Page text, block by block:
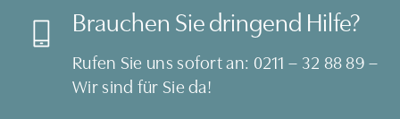
Brauchen Sie dringend Hilfe?
Rufen Sie uns sofort an: 0211 – 32 88 89–
Wir sind für Sie da!